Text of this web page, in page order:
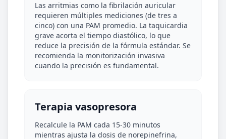
Las arritmias como la fibrilación auricular
requieren múltiples mediciones (de tres a
cinco) con una PAM promedio. La taquicardia
grave acorta el tiempo diastólico, lo que
reduce la precisión de la fórmula estándar. Se
recomienda la monitorización invasiva
cuando la precisión es fundamental.
Terapia vasopresora
Recalcule la PAM cada 15-30 minutos
mientras ajusta la dosis de norepinefrina,